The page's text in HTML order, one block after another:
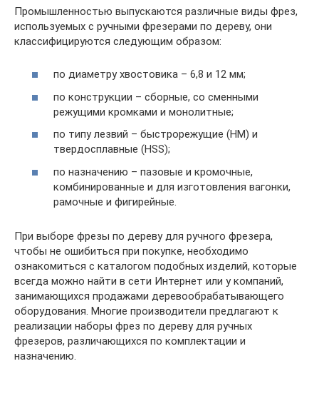
Промышленностью выпускаются различные виды фрез,
используемых с ручными фрезерами по дереву, они
классифицируются следующим образом:
по диаметру хвостовика – 6,8 и 12 мм;
по конструкции – сборные, со сменными
режущими кромками и монолитные;
по типу лезвий – быстрорежущие (НМ) и
твердосплавные (НSS);
по назначению – пазовые и кромочные,
комбинированные и для изготовления вагонки,
рамочные и фигирейные.
При выборе фрезы по дереву для ручного фрезера,
чтобы не ошибиться при покупке, необходимо
ознакомиться с каталогом подобных изделий, которые
всегда можно найти в сети Интернет или у компаний,
занимающихся продажами деревообрабатывающего
оборудования. Многие производители предлагают к
реализации наборы фрез по дереву для ручных
фрезеров, различающихся по комплектации и
назначению.